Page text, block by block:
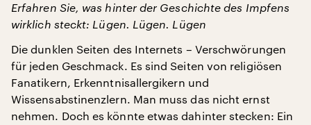
Erfahren Sie, was hinter der Geschichte des Impfens
wirklich steckt: Lügen. Lügen. Lügen
Die dunklen Seiten des Internets – Verschwörungen
für jeden Geschmack. Es sind Seiten von religiösen
Fanatikern, Erkenntnisallergikern und
Wissensabstinenzlern. Man muss das nicht ernst
nehmen. Doch es könnte etwas dahinter stecken: Ein